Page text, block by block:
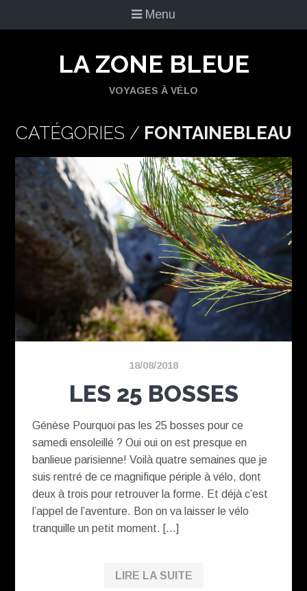
Menu
LA ZONE BLEUE
VOYAGES À VÉLO
CATÉGORIES / FONTAINEBLEAU
18/08/2018
LES 25 BOSSES
Génèse Pourquoi pas les 25 bosses pour ce
samedi ensoleillé ? Oui oui on est presque en
banlieue parisienne! Voilà quatre semaines que je
suis rentré de ce magnifique périple à vélo, dont
deux à trois pour retrouver la forme. Et déjà c’est
l’appel de l’aventure. Bon on va laisser le vélo
tranquille un petit moment. […]
LIRE LA SUITE